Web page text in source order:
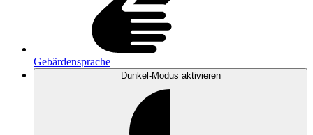
Gebärdensprache
Dunkel-Modus aktivieren